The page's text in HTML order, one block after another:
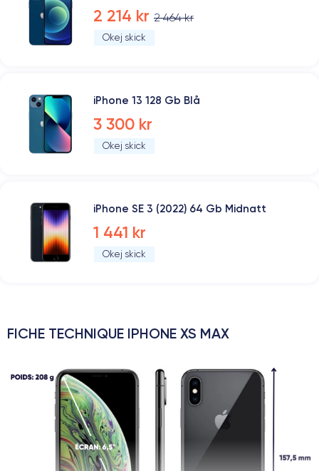
2 214 kr 2 464 kr
Okej skick
iPhone 13 128 Gb Blå
3 300 kr
Okej skick
iPhone SE 3 (2022) 64 Gb Midnatt
1 441 kr
Okej skick
FICHE TECHNIQUE IPHONE XS MAX